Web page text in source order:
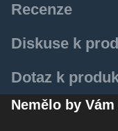
využíváme aktulně
Zásilku je tedy k Vám
Recenze
Zatím bez hodnocení.
Přidat recenzi
Diskuse k
Zatím nejsou žádné
Dotaz k
Nový dotaz k produktu
Nemělo by